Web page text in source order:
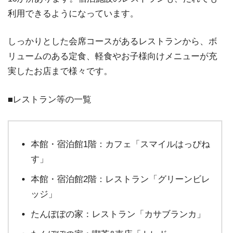
利用できるようになっています。
しっかりとした会席コースがあるレストランから、ボ
リュームのある定食、軽食やお子様向けメニューが充
実したお店まで様々です。
■レストラン等の一覧
本館・宿泊館1階：カフェ「スマイルはっぴね
す」
本館・宿泊館2階：レストラン「グリーンビレ
ッジ」
たんぽぽの家：レストラン「カサブランカ」